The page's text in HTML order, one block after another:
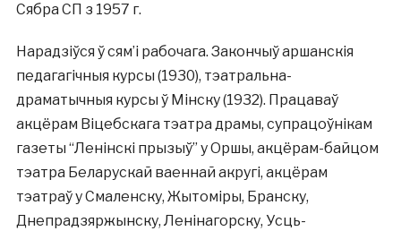
Сябра СП з 1957 г.
Нарадзіўся ў сям’і рабочага. Закончыў аршанскія
педагагічныя курсы (1930), тэатральна-
драматычныя курсы ў Мінску (1932). Працаваў
акцёрам Віцебскага тэатра драмы, супрацоўнікам
газеты “Ленінскі прызыў” у Оршы, акцёрам-байцом
тэатра Беларускай ваеннай акругі, акцёрам
тэатраў у Смаленску, Жытоміры, Бранску,
Днепрадзяржынску, Ленінагорску, Усць-